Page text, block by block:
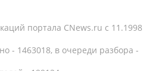
портала CNews.ru c 11.1998
- 1463018, в очереди разбора -